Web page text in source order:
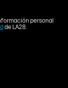
personal
de LA28.